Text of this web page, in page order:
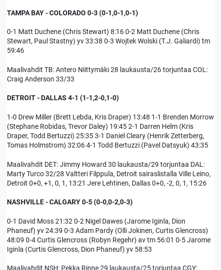
TAMPA BAY - COLORADO 0-3 (0-1,0-1,0-1)
0-1 Matt Duchene (Chris Stewart) 8:16 0-2 Matt Duchene (Chris
Stewart, Paul Stastny) yv 33:38 0-3 Wojtek Wolski (T.J. Galiardi) tm
59:46
Maalivahdit TB: Antero Niittymäki 28 laukausta/26 torjuntaa COL:
Craig Anderson 33/33
DETROIT - DALLAS 4-1 (1-1,2-0,1-0)
1-0 Drew Miller (Brett Lebda, Kris Draper) 13:48 1-1 Brenden Morrow
(Stephane Robidas, Trevor Daley) 19:45 2-1 Darren Helm (Kris
Draper, Todd Bertuzzi) 25:35 3-1 Daniel Cleary (Henrik Zetterberg,
Tomas Holmstrom) 32:06 4-1 Todd Bertuzzi (Pavel Datsyuk) 43:35
Maalivahdit DET: Jimmy Howard 30 laukausta/29 torjuntaa DAL:
Marty Turco 32/28 Valtteri Filppula, Detroit sairaslistalla Ville Leino,
Detroit 0+0, +1, 0, 1, 13:21 Jere Lehtinen, Dallas 0+0, -2, 0, 1, 15:26
NASHVILLE - CALGARY 0-5 (0-0,0-2,0-3)
0-1 David Moss 21:32 0-2 Nigel Dawes (Jarome Iginla, Dion
Phaneuf) yv 24:39 0-3 Adam Pardy (Olli Jokinen, Curtis Glencross)
48:09 0-4 Curtis Glencross (Robyn Regehr) av tm 56:01 0-5 Jarome
Iginla (Curtis Glencross, Dion Phaneuf) yv 58:53
Maalivahdit NSH: Pekka Rinne 29 laukausta/25 torjuntaa CGY: